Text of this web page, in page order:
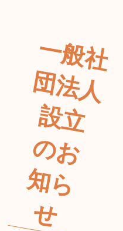
一
般
社
団
法
人
設
立
の
お
知
ら
せ